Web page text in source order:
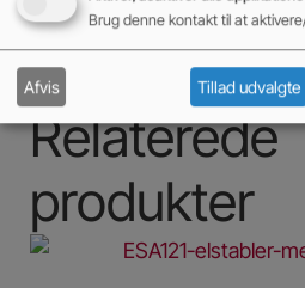
Relaterede
produkter
Brug denne kontakt til at
Afvis Tillad udvalgte